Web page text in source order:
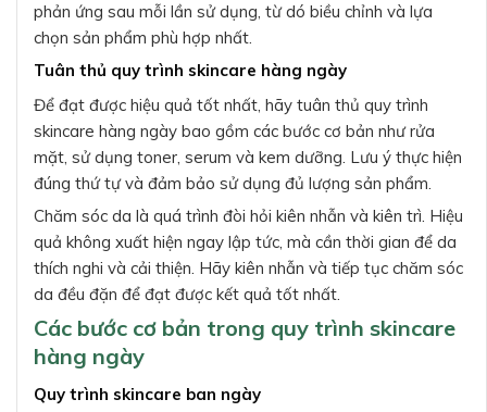
phản ứng sau mỗi lần sử dụng, từ dó biều chỉnh và lựa
chọn sản phẩm phù hợp nhất.
Tuân thủ quy trình skincare hàng ngày
Để đạt được hiệu quả tốt nhất, hãy tuân thủ quy trình
skincare hàng ngày bao gồm các bước cơ bản như rửa
mặt, sử dụng toner, serum và kem dưỡng. Lưu ý thực hiện
đúng thứ tự và đảm bảo sử dụng đủ lượng sản phẩm.
Chăm sóc da là quá trình đòi hỏi kiên nhẫn và kiên trì. Hiệu
quả không xuất hiện ngay lập tức, mà cần thời gian để da
thích nghi và cải thiện. Hãy kiên nhẫn và tiếp tục chăm sóc
da đều đặn để đạt được kết quả tốt nhất.
Các bước cơ bản trong quy trình skincare
hàng ngày
Quy trình skincare ban ngày